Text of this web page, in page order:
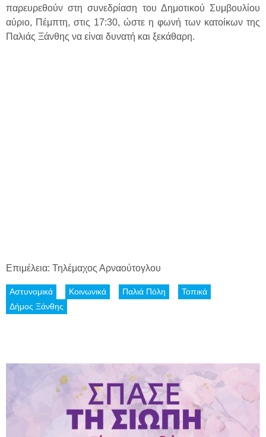
παρευρεθούν στη συνεδρίαση του Δημοτικού Συμβουλίου
αύριο, Πέμπτη, στις 17:30, ώστε η φωνή των κατοίκων της
Παλιάς Ξάνθης να είναι δυνατή και ξεκάθαρη.
Επιμέλεια: Τηλέμαχος Αρναούτογλου
Αστυνομικά Κοινωνικά Παλιά Πόλη
Τοπικά
Δήμος Ξάνθης